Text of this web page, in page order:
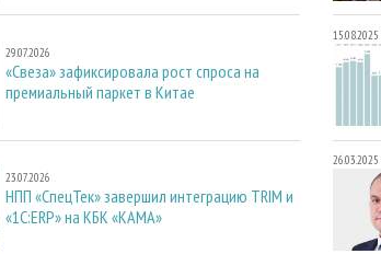
29.07.2026
«Свеза» зафиксировала рост спроса на
премиальный паркет в Китае
23.07.2026
НПП «СпецТек» завершил интеграцию TRIM и
«1С:ERP» на КБК «КАМА»
15.08.2025
26.03.2025